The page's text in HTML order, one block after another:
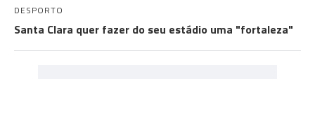
DESPORTO
Santa Clara quer fazer do seu estádio uma "fortaleza"